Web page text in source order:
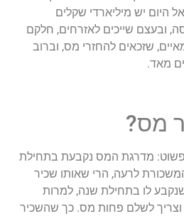
היום יש מיליארדי שקלים
ובעצם שייכים לאזרחים, חלקם
שזכאים להחזרי מס, וברוב
מאד.
מס?
פשוט: מדרגת המס נקבעת בתחילת
לרעה, הרי שאותו שכיר
לו בתחילת שנה, למרות
וצריך לשלם פחות מס. כך שהשכיר